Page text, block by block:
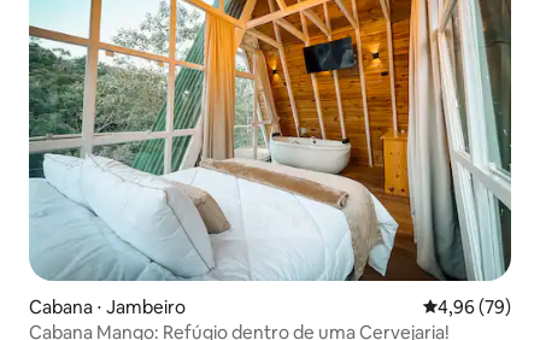
Cabana ⋅ Jambeiro 4,96 de uma
4,96 (79)
Cabana Mango: Refúgio dentro de uma Cervejaria!